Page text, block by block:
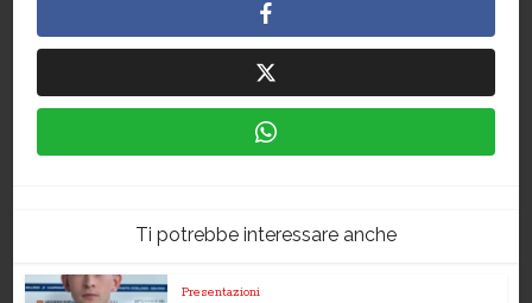
Ti potrebbe interessare anche
Presentazioni